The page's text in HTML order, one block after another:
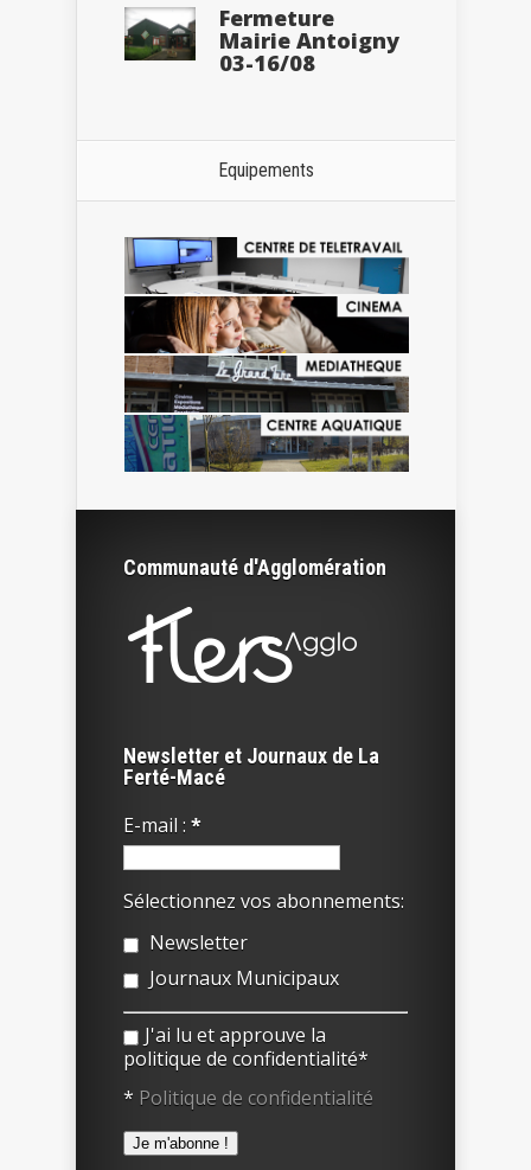
Fermeture
Mairie Antoigny
03-16/08
Equipements
Communauté d'Agglomération
Newsletter et Journaux de La
Ferté-Macé
E-mail : *
Sélectionnez vos abonnements:
Newsletter
Journaux Municipaux
J'ai lu et approuve la
politique de confidentialité*
* Politique de confidentialité